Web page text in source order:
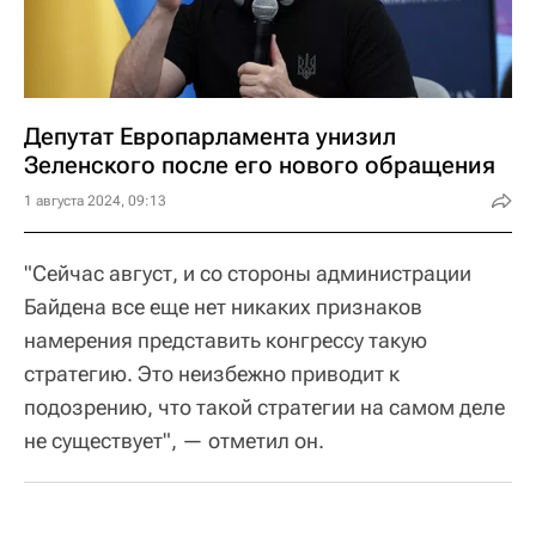
Депутат Европарламента унизил
Зеленского после его нового обращения
1 августа 2024, 09:13
"Сейчас август, и со стороны администрации
Байдена все еще нет никаких признаков
намерения представить конгрессу такую ​​
стратегию. Это неизбежно приводит к
подозрению, что такой стратегии на самом деле
не существует", — отметил он.